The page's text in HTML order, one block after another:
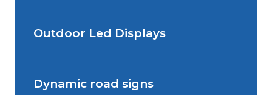
Speeding Traffic Light
Outdoor Led Displays
Outdoor Led Display
Dynamic road signs